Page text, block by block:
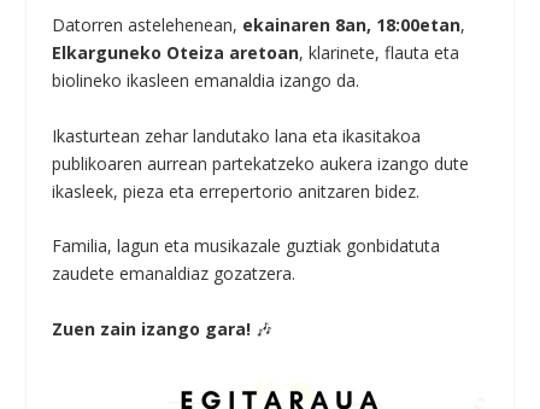
Datorren astelehenean, ekainaren 8an, 18:00etan,
Elkarguneko Oteiza aretoan, klarinete, flauta eta
biolineko ikasleen emanaldia izango da.
Ikasturtean zehar landutako lana eta ikasitakoa
publikoaren aurrean partekatzeko aukera izango dute
ikasleek, pieza eta errepertorio anitzaren bidez.
Familia, lagun eta musikazale guztiak gonbidatuta
zaudete emanaldiaz gozatzera.
Zuen zain izango gara!🎶